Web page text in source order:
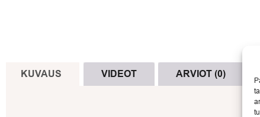
KUVAUS VIDEOT ARVIOT (0)